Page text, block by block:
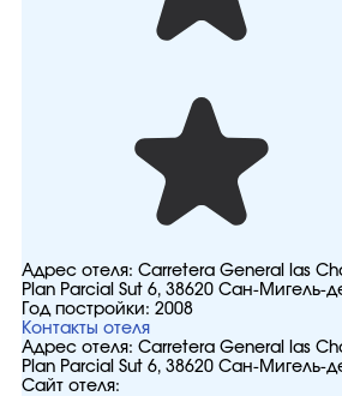
Адрес отеля: Carretera General las
Plan Parcial Sut 6, 38620 Сан-Мигель-
Год постройки: 2008
Контакты отеля
Адрес отеля: Carretera General las
Plan Parcial Sut 6, 38620 Сан-Мигель-
Сайт отеля: